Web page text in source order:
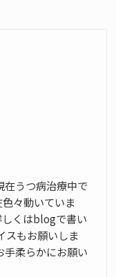
在うつ病治療中で
々動いていま
くはblogで書い
スもお願いしま
手柔らかにお願い